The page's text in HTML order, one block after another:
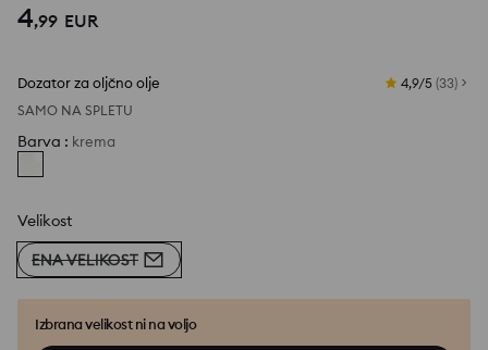
4,99 EUR
Dozator za oljčno olje 4,9/5 (33)
SAMO NA SPLETU
Barva : krema
Velikost
ENA VELIKOST
Izbrana velikost ni na voljo